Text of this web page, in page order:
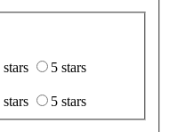
stars
5 stars
stars
5 stars